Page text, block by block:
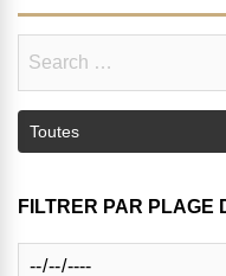
FILTRER PAR PLAGE